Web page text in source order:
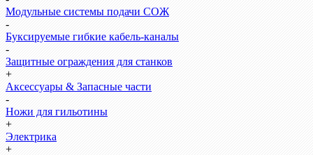
Модульные системы подачи СОЖ
-
Буксируемые гибкие кабель-каналы
-
Защитные ограждения для станков
+
Аксессуары & Запасные части
-
Ножи для гильотины
+
Электрика
+